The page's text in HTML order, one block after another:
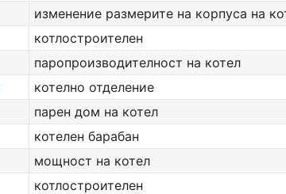
изменение размерите на корпуса на
котлостроителен
паропроизводителност на котел
котелно отделение
парен дом на котел
котелен барабан
мощност на котел
котлостроителен